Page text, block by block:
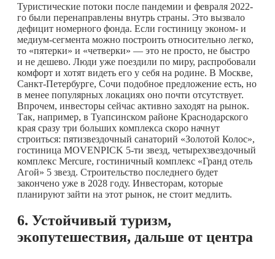
Туристические потоки после пандемии и февраля 2022-
го были перенаправлены внутрь страны. Это вызвало
дефицит номерного фонда. Если гостиницу эконом- и
медиум-сегмента можно построить относительно легко,
то «пятерки» и «четверки» — это не просто, не быстро
и не дешево. Люди уже поездили по миру, распробовали
комфорт и хотят видеть его у себя на родине. В Москве,
Санкт-Петербурге, Сочи подобное предложение есть, но
в менее популярных локациях оно почти отсутствует.
Впрочем, инвесторы сейчас активно заходят на рынок.
Так, например, в Туапсинском районе Краснодарского
края сразу три больших комплекса скоро начнут
строиться: пятизвездочный санаторий «Золотой Колос»,
гостиница MOVENPICK 5-ти звезд, четырехзвездочный
комплекс Mercure, гостиничный комплекс «Гранд отель
Агой» 5 звезд. Строительство последнего будет
закончено уже в 2028 году. Инвесторам, которые
планируют зайти на этот рынок, не стоит медлить.
6. Устойчивый туризм,
экопутешествия, дальше от центра